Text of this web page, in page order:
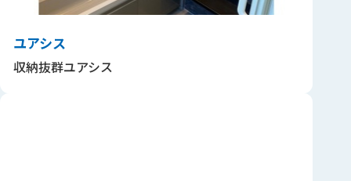
ユアシス
収納抜群ユアシス